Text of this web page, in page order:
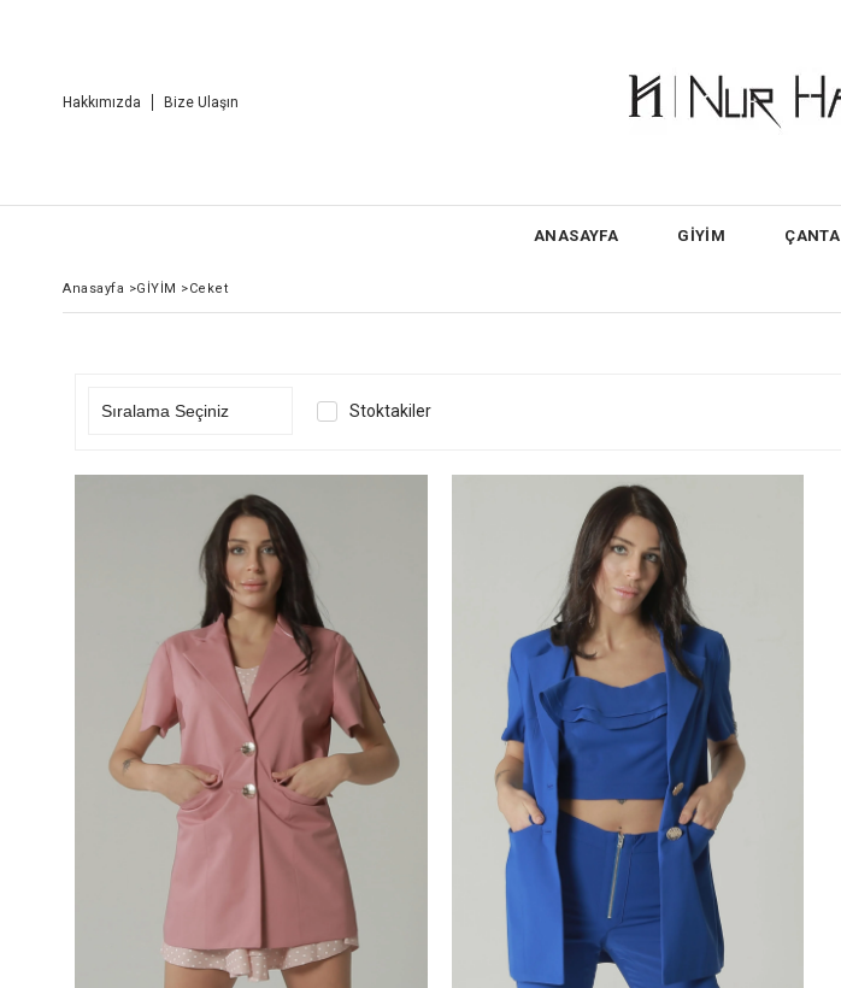
Hakkımızda Bize Ulaşın
ANASAYFA GİYİM ÇANTA
Anasayfa >GİYİM >Ceket
Stoktakiler